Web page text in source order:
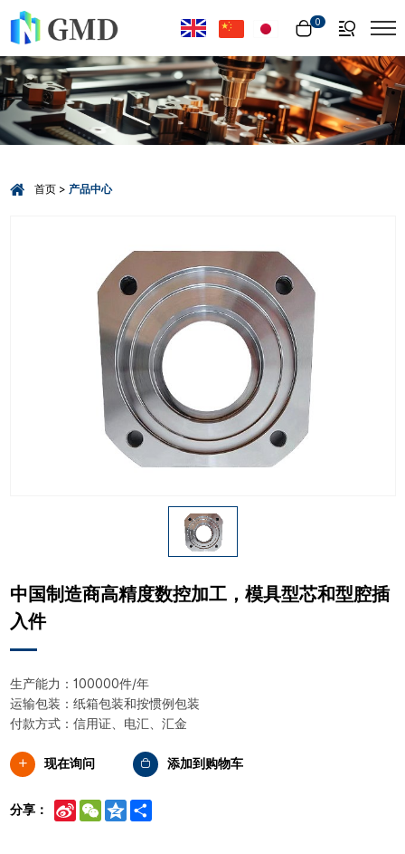
Select Language ▼ 0
首页 产品中心
中国制造商高精度数控加工，模具型芯和型腔插
入件
生产能力：100000件/年
运输包装：纸箱包装和按惯例包装
付款方式：信用证、电汇、汇金
现在询问 添加到购物车
分享：
Sina
Weibo
WeChatQzone